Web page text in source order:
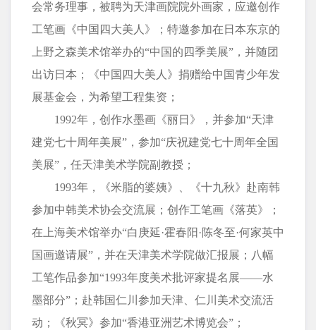
会常务理事，被聘为天津画院院外画家，应邀创作
工笔画《中国四大美人》；特邀参加在日本东京的
上野之森美术馆举办的“中国的四季美展”，并随团
出访日本；《中国四大美人》捐赠给中国青少年发
展基金会，为希望工程集资；
1992年，创作水墨画《丽日》，并参加“天津
建党七十周年美展”，参加“庆祝建党七十周年全国
美展”，任天津美术学院副教授；
1993年，《米脂的婆姨》、《十九秋》赴南韩
参加中韩美术协会交流展；创作工笔画《落英》；
在上海美术馆举办“白庚延·霍春阳·陈冬至·何家英中
国画邀请展”，并在天津美术学院做汇报展；八幅
工笔作品参加“1993年度美术批评家提名展——水
墨部分”；赴韩国仁川参加天津、仁川美术交流活
动；《秋冥》参加“香港亚洲艺术博览会”；